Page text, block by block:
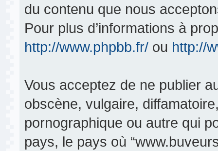
du contenu que nous
Pour plus d’informations à
http://www.phpbb.fr/ ou http://
Vous acceptez de ne publier
obscène, vulgaire,
pornographique ou autre qui
pays, le pays où